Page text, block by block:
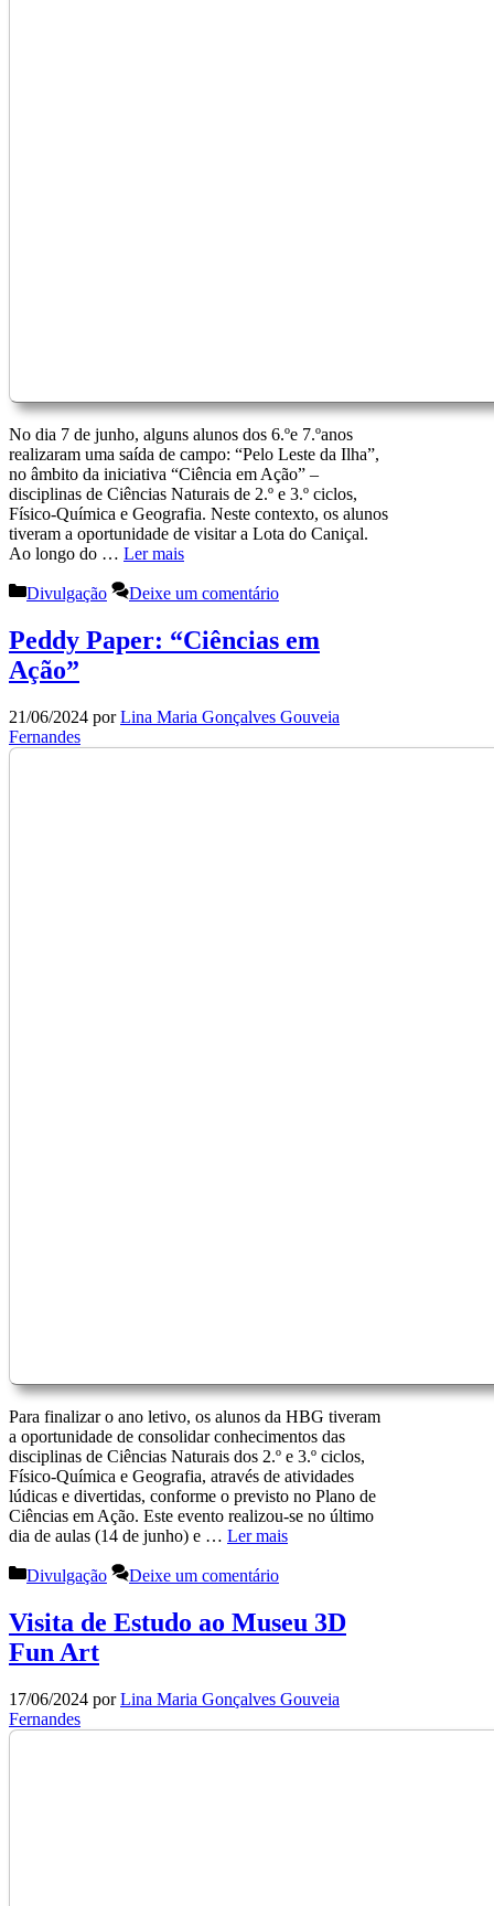
No dia 7 de junho, alguns alunos dos 6.ºe 7.ºanos
realizaram uma saída de campo: “Pelo Leste da Ilha”,
no âmbito da iniciativa “Ciência em Ação” –
disciplinas de Ciências Naturais de 2.º e 3.º ciclos,
Físico-Química e Geografia. Neste contexto, os alunos
tiveram a oportunidade de visitar a Lota do Caniçal.
Ao longo do … Ler mais
Categorias
Divulgação Deixe um comentário
Peddy Paper: “Ciências em
Ação”
21/06/2024 porLina Maria Gonçalves Gouveia
Fernandes
Para finalizar o ano letivo, os alunos da HBG tiveram
a oportunidade de consolidar conhecimentos das
disciplinas de Ciências Naturais dos 2.º e 3.º ciclos,
Físico-Química e Geografia, através de atividades
lúdicas e divertidas, conforme o previsto no Plano de
Ciências em Ação. Este evento realizou-se no último
dia de aulas (14 de junho) e … Ler mais
Categorias
Divulgação Deixe um comentário
Visita de Estudo ao Museu 3D
Fun Art
17/06/2024 porLina Maria Gonçalves Gouveia
Fernandes